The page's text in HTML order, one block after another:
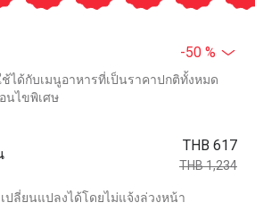
-50 %
ได้กับเมนูอาหารที่เป็นราคาปกติทั้งหมด
นไขพิเศษ
THB 617
THB 1,234
ปลี่ยนแปลงได้โดยไม่แจ้งล่วงหน้า